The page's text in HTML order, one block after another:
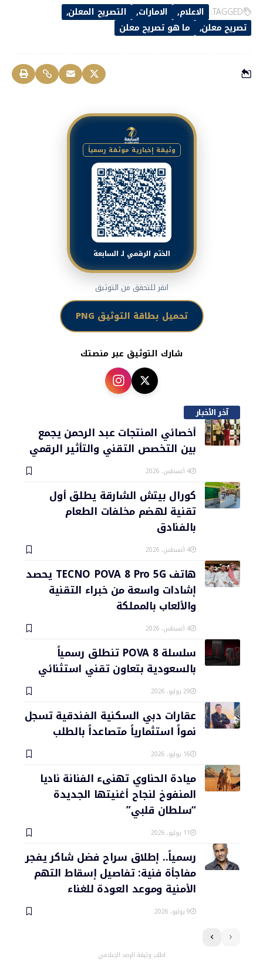
TAGGED: الاعلام الامارات
التصريح المعلن
تصريح معلن
ما هو تصريح معلن
وثيقة إخبارية موثقة رسمياً
الختم الرقمي لـ السابعة
انقر للتحقق من التوثيق
تحميل بطاقة التوثيق PNG
شارك التوثيق عبر منصتك
آخر الأخبار
أخصائي المنتجات عبد الرحمن يجمع
بين التخصص التقني والتأثير الرقمي
4 أغسطس، 2026
كورال بيتش الشارقة يطلق أول
تقنية لهضم مخلفات الطعام
بالفنادق
4 أغسطس، 2026
هاتف TECNO POVA 8 Pro 5G يحصد
إشادات واسعة من خبراء التقنية
والألعاب بالمملكة
4 أغسطس، 2026
سلسلة POVA 8 تنطلق رسمياً
بالسعودية بتعاون تقني استثنائي
29 يوليو، 2026
عقارات دبي السكنية الفندقية تسجل
نمواً استثمارياً متصاعداً بالطلب
16 يوليو، 2026
ميادة الحناوي تهنىء الفنانة ناديا
المنفوخ لنجاح أغنيتها الجديدة
“سلطان قلبي”
11 يوليو، 2026
رسمياً.. إطلاق سراح فضل شاكر يفجر
مفاجأة فنية: تفاصيل إسقاط التهم
الأمنية وموعد العودة للغناء
9 يوليو، 2026
اطلب وثيقة الرصد الإعلامي